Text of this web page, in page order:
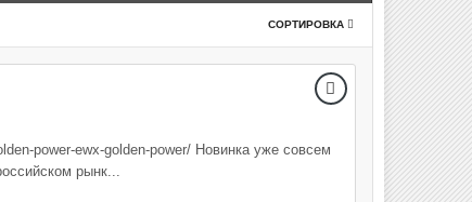
СОРТИРОВКА
power-ewx-golden-power/ Новинка уже совсем
рынк...